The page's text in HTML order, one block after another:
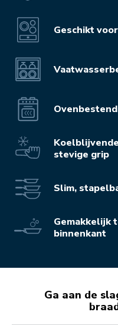
Geschikt
stevige grip
Slim,
Gemakkelijk
binnenkant
Ga aan de